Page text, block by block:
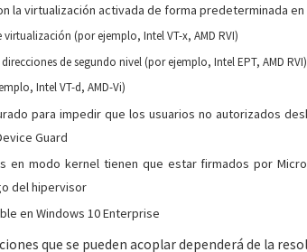
la virtualización activada de forma predeterminada
virtualización (por ejemplo, Intel VT-x, AMD RVI)
de segundo nivel (por ejemplo, Intel EPT, AMD RVI)
Intel VT-d, AMD-Vi)
para impedir que los usuarios no autorizados
Guard
en modo kernel tienen que estar firmados por
del hipervisor
en Windows 10 Enterprise
que se pueden acoplar dependerá de la